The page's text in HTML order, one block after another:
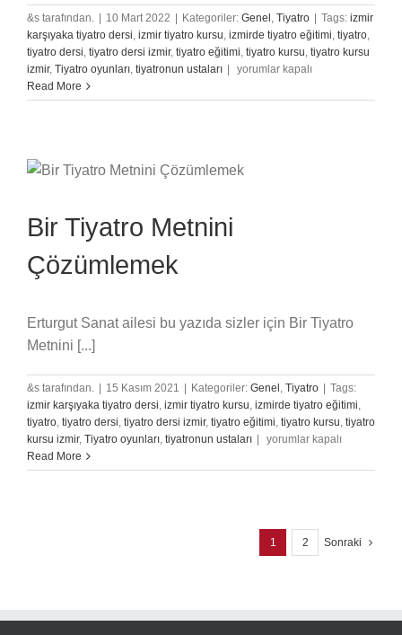
&s tarafından. 10 Mart 2022 Kategoriler: Genel , Tiyatro Tags: izmir
karşıyaka tiyatro dersi, izmir tiyatro kursu, izmirde tiyatro eğitimi, tiyatro,
tiyatro dersi, tiyatro dersi izmir, tiyatro eğitimi, tiyatro kursu, tiyatro kursu
izmir, Tiyatro oyunları, tiyatronun ustaları
Oyunculuk
İçin
yorumlar kapalı
Read More
Bir Tiyatro Metnini
Çözümlemek
Erturgut Sanat ailesi bu yazıda sizler için Bir Tiyatro
Metnini [...]
&s tarafından. 15 Kasım 2021 Kategoriler: Genel , Tiyatro
Tags:
izmir karşıyaka tiyatro dersi, izmir tiyatro kursu, izmirde tiyatro eğitimi,
tiyatro, tiyatro dersi, tiyatro dersi izmir, tiyatro eğitimi, tiyatro kursu, tiyatro
kursu izmir, Tiyatro oyunları, tiyatronun ustaları
Bir
Metnini
yorumlar kapalı
Read More
1 2 Sonraki